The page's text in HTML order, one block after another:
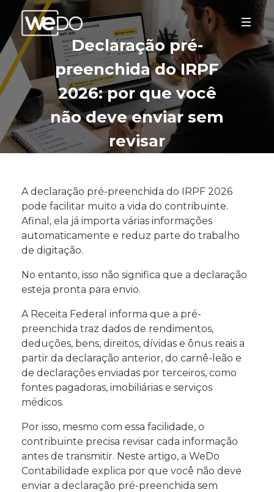
Declaração pré-
preenchida do IRPF
2026: por que você
não deve enviar sem
revisar
A declaração pré-preenchida do IRPF 2026
pode facilitar muito a vida do contribuinte.
Afinal, ela já importa várias informações
automaticamente e reduz parte do trabalho
de digitação.
No entanto, isso não significa que a declaração
esteja pronta para envio.
A Receita Federal informa que a pré-
preenchida traz dados de rendimentos,
deduções, bens, direitos, dívidas e ônus reais a
partir da declaração anterior, do carnê-leão e
de declarações enviadas por terceiros, como
fontes pagadoras, imobiliárias e serviços
médicos.
Por isso, mesmo com essa facilidade, o
contribuinte precisa revisar cada informação
antes de transmitir. Neste artigo, a WeDo
Contabilidade explica por que você não deve
enviar a declaração pré-preenchida sem